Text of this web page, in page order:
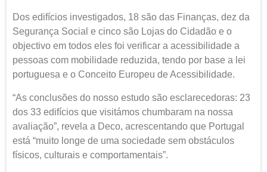
Dos edifícios investigados, 18 são das Finanças, dez da
Segurança Social e cinco são Lojas do Cidadão e o
objectivo em todos eles foi verificar a acessibilidade a
pessoas com mobilidade reduzida, tendo por base a lei
portuguesa e o Conceito Europeu de Acessibilidade.
“As conclusões do nosso estudo são esclarecedoras: 23
dos 33 edifícios que visitámos chumbaram na nossa
avaliação”, revela a Deco, acrescentando que Portugal
está “muito longe de uma sociedade sem obstáculos
físicos, culturais e comportamentais”.